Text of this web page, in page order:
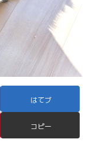
はてブ
コピー